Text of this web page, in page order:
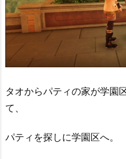
タオからパティの家が学園
て、
パティを探しに学園区へ。